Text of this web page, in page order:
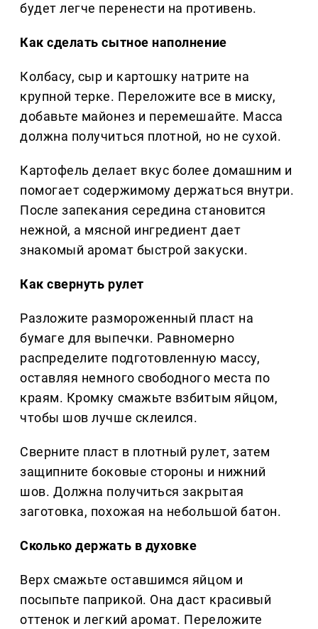
будет легче перенести на противень.
Как сделать сытное наполнение
Колбасу, сыр и картошку натрите на
крупной терке. Переложите все в миску,
добавьте майонез и перемешайте. Масса
должна получиться плотной, но не сухой.
Картофель делает вкус более домашним и
помогает содержимому держаться внутри.
После запекания середина становится
нежной, а мясной ингредиент дает
знакомый аромат быстрой закуски.
Как свернуть рулет
Разложите размороженный пласт на
бумаге для выпечки. Равномерно
распределите подготовленную массу,
оставляя немного свободного места по
краям. Кромку смажьте взбитым яйцом,
чтобы шов лучше склеился.
Сверните пласт в плотный рулет, затем
защипните боковые стороны и нижний
шов. Должна получиться закрытая
заготовка, похожая на небольшой батон.
Сколько держать в духовке
Верх смажьте оставшимся яйцом и
посыпьте паприкой. Она даст красивый
оттенок и легкий аромат. Переложите